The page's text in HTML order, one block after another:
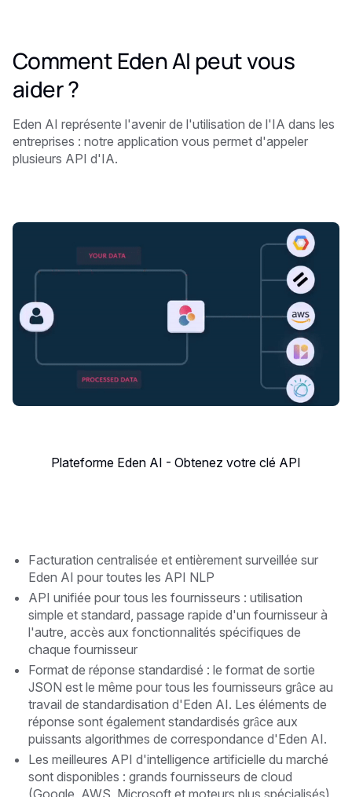
Comment Eden AI peut vous
aider ?
Eden AI représente l'avenir de l'utilisation de l'IA dans les
entreprises : notre application vous permet d'appeler
plusieurs API d'IA.
Plateforme Eden AI - Obtenez votre clé API
Facturation centralisée et entièrement surveillée sur
Eden AI pour toutes les API NLP
API unifiée pour tous les fournisseurs : utilisation
simple et standard, passage rapide d'un fournisseur à
l'autre, accès aux fonctionnalités spécifiques de
chaque fournisseur
Format de réponse standardisé : le format de sortie
JSON est le même pour tous les fournisseurs grâce au
travail de standardisation d'Eden AI. Les éléments de
réponse sont également standardisés grâce aux
puissants algorithmes de correspondance d'Eden AI.
Les meilleures API d'intelligence artificielle du marché
sont disponibles : grands fournisseurs de cloud
(Google, AWS, Microsoft et moteurs plus spécialisés)